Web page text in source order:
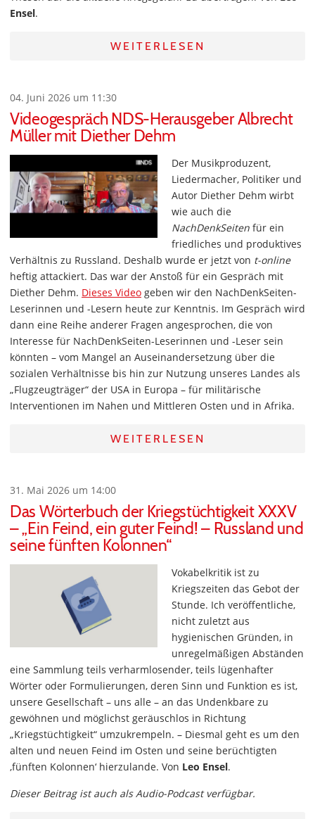
Ensel.
WEITERLESEN
04. Juni 2026 um 11:30
Videogespräch NDS-Herausgeber Albrecht
Müller mit Diether Dehm
Der Musikproduzent,
Liedermacher, Politiker und
Autor Diether Dehm wirbt
wie auch die
NachDenkSeiten für ein
friedliches und produktives
Verhältnis zu Russland. Deshalb wurde er jetzt von t-online
heftig attackiert. Das war der Anstoß für ein Gespräch mit
Diether Dehm. Dieses Video geben wir den NachDenkSeiten-
Leserinnen und -Lesern heute zur Kenntnis. Im Gespräch wird
dann eine Reihe anderer Fragen angesprochen, die von
Interesse für NachDenkSeiten-Leserinnen und -Leser sein
könnten – vom Mangel an Auseinandersetzung über die
sozialen Verhältnisse bis hin zur Nutzung unseres Landes als
„Flugzeugträger“ der USA in Europa – für militärische
Interventionen im Nahen und Mittleren Osten und in Afrika.
WEITERLESEN
31. Mai 2026 um 14:00
Das Wörterbuch der Kriegstüchtigkeit XXXV
– „Ein Feind, ein guter Feind! – Russland und
seine fünften Kolonnen“
Vokabelkritik ist zu
Kriegszeiten das Gebot der
Stunde. Ich veröffentliche,
nicht zuletzt aus
hygienischen Gründen, in
unregelmäßigen Abständen
eine Sammlung teils verharmlosender, teils lügenhafter
Wörter oder Formulierungen, deren Sinn und Funktion es ist,
unsere Gesellschaft – uns alle – an das Undenkbare zu
gewöhnen und möglichst geräuschlos in Richtung
„Kriegstüchtigkeit“ umzukrempeln. – Diesmal geht es um den
alten und neuen Feind im Osten und seine berüchtigten
‚fünften Kolonnen‘ hierzulande. Von Leo Ensel.
Dieser Beitrag ist auch als Audio-Podcast verfügbar.